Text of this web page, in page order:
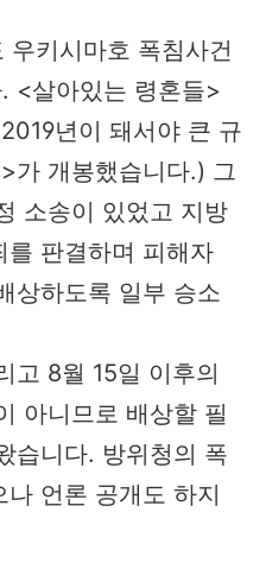
우키시마호 폭침사건
<살아있는 령혼들>
년이 돼서야 큰 규
가 개봉했습니다.) 그
소송이 있었고 지방
를 판결하며 피해자
상하도록 일부 승소
고 8월 15일 이후의
아니므로 배상할 필
습니다. 방위청의 폭
언론 공개도 하지